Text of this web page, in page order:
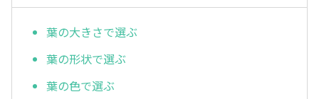
葉の大きさで選ぶ
葉の形状で選ぶ
葉の色で選ぶ